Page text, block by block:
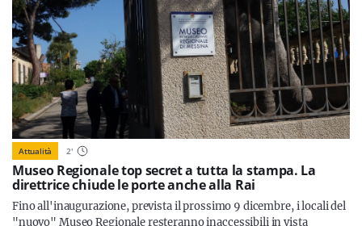
Attualità 2'
Museo Regionale top secret a tutta la stampa. La
direttrice chiude le porte anche alla Rai
Fino all'inaugurazione, prevista il prossimo 9 dicembre, i locali del
"nuovo" Museo Regionale resteranno inaccessibili in vista